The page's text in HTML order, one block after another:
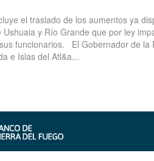
el traslado de los aumentos ya
Ushuaia y Río Grande que por ley
funcionarios. El Gobernador de la
e Islas del Atl&a...